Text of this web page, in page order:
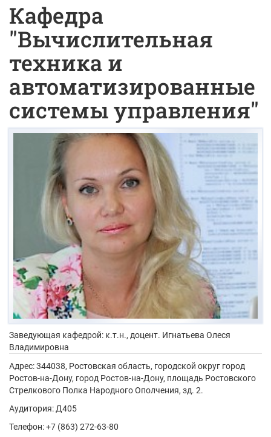
Кафедра
"Вычислительная
техника и
автоматизированные
системы управления"
Заведующая кафедрой: к.т.н., доцент. Игнатьева Олеся
Владимировна
Адрес:344038, Ростовская область, городской округ город
Ростов-на-Дону, город Ростов-на-Дону, площадь Ростовского
Стрелкового Полка Народного Ополчения, зд. 2.
Аудитория: Д405
Телефон: +7 (863) 272-63-80